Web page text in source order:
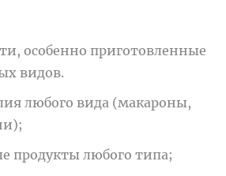
особенно приготовленные
видов.
любого вида (макароны,
продукты любого типа;